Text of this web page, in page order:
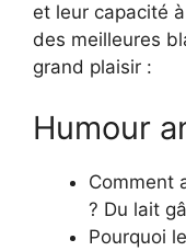
et leur capacité
des meilleures
grand plaisir :
Humour
Comment
? Du lait
Pourquoi